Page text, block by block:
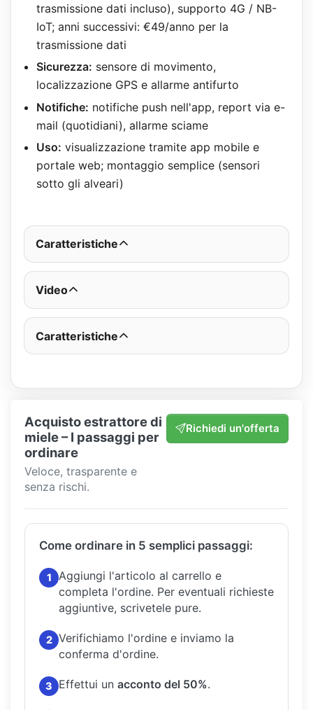
trasmissione dati incluso), supporto 4G / NB-
IoT; anni successivi: €49/anno per la
trasmissione dati
Sicurezza: sensore di movimento,
localizzazione GPS e allarme antifurto
Notifiche: notifiche push nell'app, report via e-
mail (quotidiani), allarme sciame
Uso: visualizzazione tramite app mobile e
portale web; montaggio semplice (sensori
sotto gli alveari)
Caratteristiche
Video
Caratteristiche
Acquisto estrattore di
miele – I passaggi per
ordinare
Veloce, trasparente e
senza rischi.
Richiedi un'offerta
Come ordinare in 5 semplici passaggi:
1
Aggiungi l'articolo al carrello e
completa l'ordine. Per eventuali richieste
aggiuntive, scrivetele pure.
2 Verifichiamo l'ordine e inviamo la
conferma d'ordine.
3 Effettui un acconto del 50%.